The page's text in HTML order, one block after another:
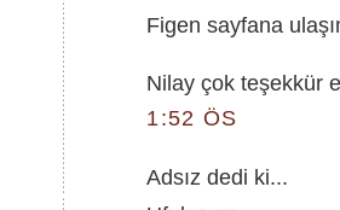
Figen sayfana
Nilay çok teşekkür
1:52 ÖS
Adsız dedi ki...